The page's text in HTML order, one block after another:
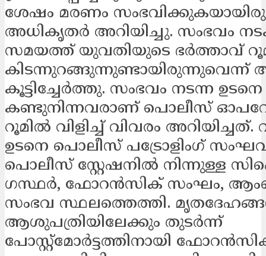
ശേഷം മരണം
അധികൃതർ അറിയിച്ചു. സംഭവം
സമയത്ത് യുവതിയുടെ ഭർത്താവ്
കൂട്ടിച്ചേർത്തു. സംഭവം നടന്ന ഉടനെ
കണ്ടുനിന്നവരാണ് പൊലീസ്
റൂമിൽ വിളിച്ച് വിവരം അറിയിച്ചത്.
ഉടനെ പൊലീസ് പട്രോളിം​ഗ്
പൊലീസ് സ്റ്റേഷനിൽ നിന്നുള്ള
ഗസ്ഥർ, ഫോറൻസിക് സംഘം,
സംഭവ സ്ഥലത്തെത്തി.
ആശുപത്രിയിലേക്കും തുടർന്ന്
പോസ്റ്റ്‌മോർട്ടത്തിനായി